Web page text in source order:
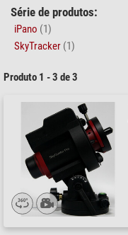
Série de produtos:
iPano (1)
SkyTracker (1)
Produto 1 - 3 de 3